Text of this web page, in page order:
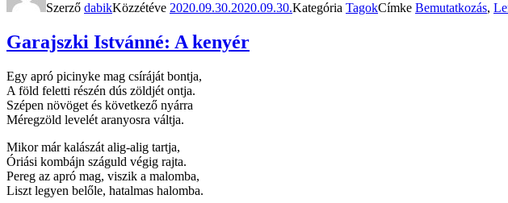
Szerző dabikKözzétéve 2020.09.30.2020.09.30.Kategória TagokCímke Bemutatkozás,
Garajszki Istvánné: A kenyér
Egy apró picinyke mag csíráját bontja,
A föld feletti részén dús zöldjét ontja.
Szépen növöget és következő nyárra
Méregzöld levelét aranyosra váltja.
Mikor már kalászát alig-alig tartja,
Óriási kombájn száguld végig rajta.
Pereg az apró mag, viszik a malomba,
Liszt legyen belőle, hatalmas halomba.